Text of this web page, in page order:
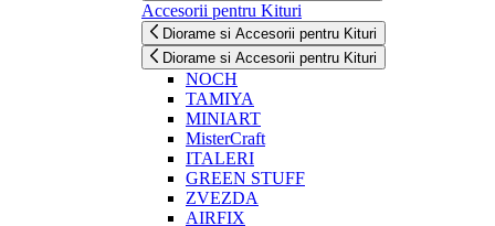
Accesorii pentru Kituri
Diorame si Accesorii pentru Kituri
Diorame si Accesorii pentru Kituri
NOCH
TAMIYA
MINIART
MisterCraft
ITALERI
GREEN STUFF
ZVEZDA
AIRFIX